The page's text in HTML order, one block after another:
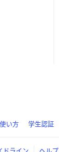
い方 学生認証